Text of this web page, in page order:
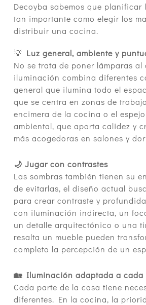
Decoyba sabemos que
tan importante como elegir los
distribuir una cocina.
💡 Luz general, ambiente y
No se trata de poner lámparas al
iluminación combina diferentes
general que ilumina todo el
que se centra en zonas de
encimera de la cocina o el
ambiental, que aporta calidez y
más acogedoras en salones y
🌙 Jugar con contrastes
Las sombras también tienen su
de evitarlas, el diseño actual
para crear contraste y
con iluminación indirecta, un
un detalle arquitectónico o una
resalta un mueble pueden
completo la percepción de un
🏡 Iluminación adaptada a cada
Cada parte de la casa tiene
diferentes. En la cocina, la